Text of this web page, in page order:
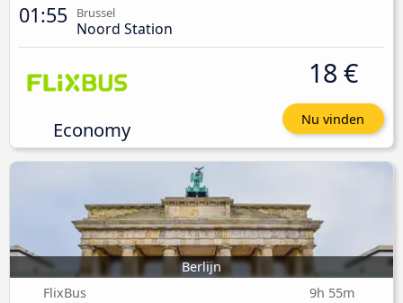
01:55 Brussel
Noord Station
Economy
18 €
Nu vinden
Berlijn
FlixBus
9h 55m